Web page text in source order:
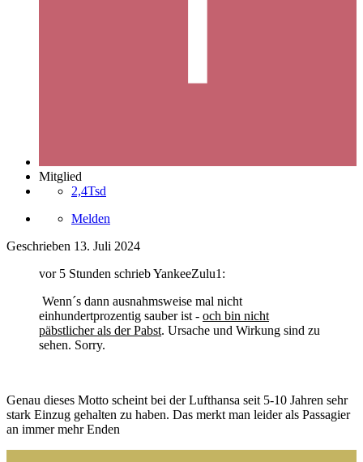
Mitglied
2,4Tsd
Melden
Geschrieben 13. Juli 2024
vor 5 Stunden schrieb YankeeZulu1:
Wenn´s dann ausnahmsweise mal nicht
einhundertprozentig sauber ist - och bin nicht
päbstlicher als der Pabst. Ursache und Wirkung sind zu
sehen. Sorry.
Genau dieses Motto scheint bei der Lufthansa seit 5-10 Jahren sehr
stark Einzug gehalten zu haben. Das merkt man leider als Passagier
an immer mehr Enden